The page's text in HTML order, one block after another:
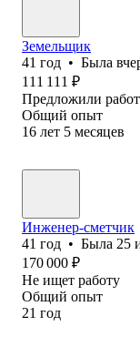
Земельщик
41 год • Была
111 111 ₽
Предложили
Общий опыт
16 лет 5 месяцев
Инженер-сметчик
41 год • Была 25
170 000 ₽
Не ищет работу
Общий опыт
21 год